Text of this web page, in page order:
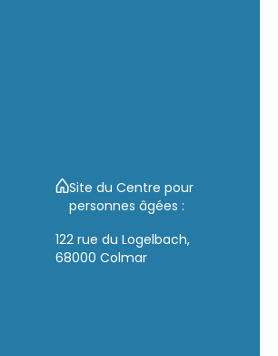
Site du Centre pour
personnes âgées :
122 rue du Logelbach,
68000 Colmar